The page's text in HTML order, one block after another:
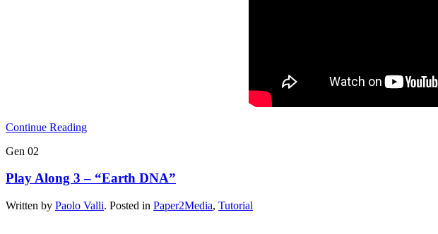
Continue Reading
Gen 02
Play Along 3 – “Earth DNA”
Written by Paolo Valli. Posted in Paper2Media, Tutorial